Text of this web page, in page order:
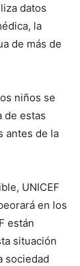
datos
la
de más de
niños se
de estas
antes de la
UNICEF
en los
están
situación
sociedad